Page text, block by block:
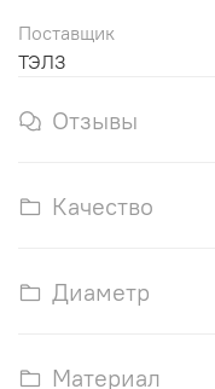
Поставщик
ТЭЛЗ
Отзывы
Качество
Диаметр
Материал